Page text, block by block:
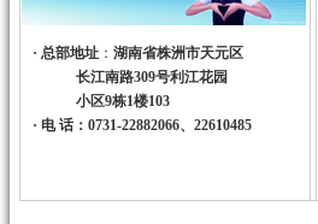
· 总部地址 ： 湖南省株洲市天元区
长江南路309号利江花园
小区9栋1楼103
· 电 话：0731-22882066、22610485